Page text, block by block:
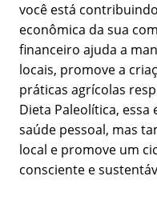
você está
econômica da sua
financeiro ajuda a
locais, promove a
práticas agrícolas
Dieta Paleolítica, essa
saúde pessoal, mas
local e promove um
consciente e